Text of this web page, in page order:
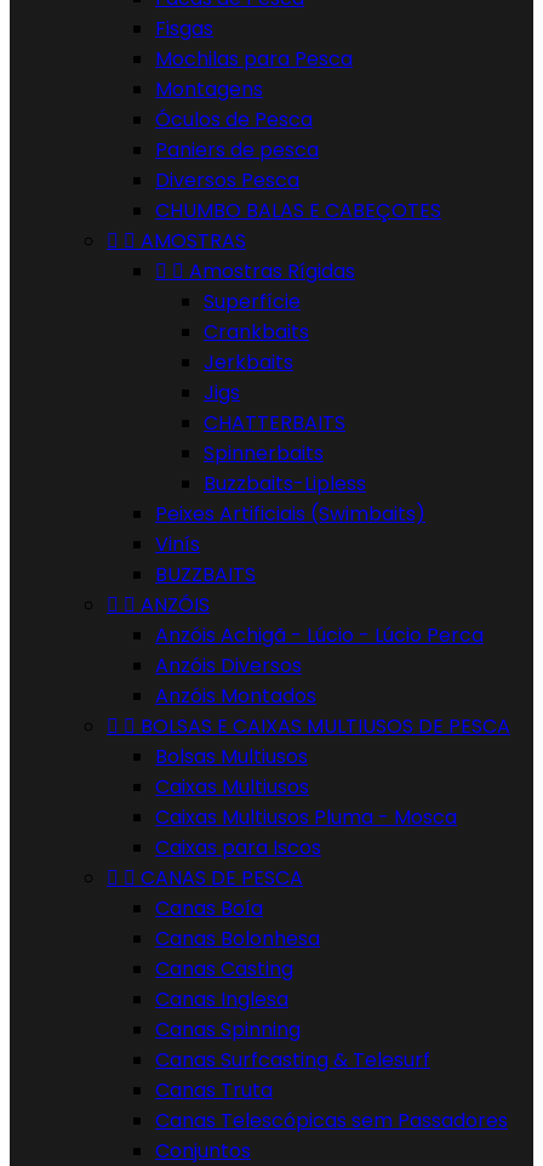
Fisgas
Mochilas para Pesca
Montagens
Óculos de Pesca
Paniers de pesca
Diversos Pesca
CHUMBO BALAS E CABEÇOTES
  AMOSTRAS
  Amostras Rígidas
Superfície
Crankbaits
Jerkbaits
Jigs
CHATTERBAITS
Spinnerbaits
Buzzbaits-Lipless
Peixes Artificiais (Swimbaits)
Vinís
BUZZBAITS
  ANZÓIS
Anzóis Achigã - Lúcio - Lúcio Perca
Anzóis Diversos
Anzóis Montados
  BOLSAS E CAIXAS MULTIUSOS DE PESCA
Bolsas Multiusos
Caixas Multiusos
Caixas Multiusos Pluma - Mosca
Caixas para Iscos
  CANAS DE PESCA
Canas Boía
Canas Bolonhesa
Canas Casting
Canas Inglesa
Canas Spinning
Canas Surfcasting & Telesurf
Canas Truta
Canas Telescópicas sem Passadores
Conjuntos